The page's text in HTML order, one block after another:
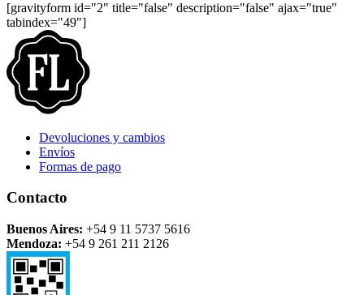
[gravityform id="2" title="false" description="false" ajax="true"
tabindex="49"]
Devoluciones y cambios
Envíos
Formas de pago
Contacto
Buenos Aires: +54 9 11 5737 5616
Mendoza: +54 9 261 211 2126